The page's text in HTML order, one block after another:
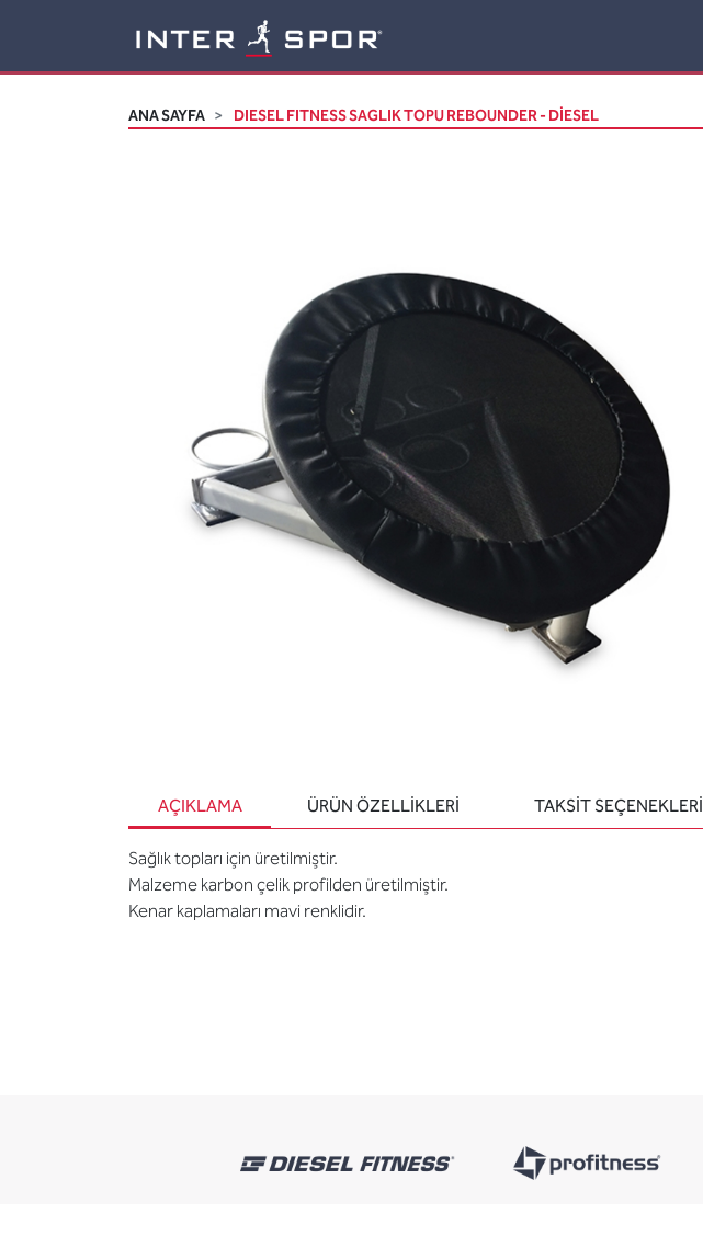
ANA SAYFA DIESEL FITNESS SAGLIK TOPU REBOUNDER - DIESEL
AÇIKLAMA ÜRÜN ÖZELLIKLERI TAKSİT SEÇENEKLERİ
Sağlık topları için üretilmiştir.
Malzeme karbon çelik profilden üretilmiştir.
Kenar kaplamaları mavi renklidir.